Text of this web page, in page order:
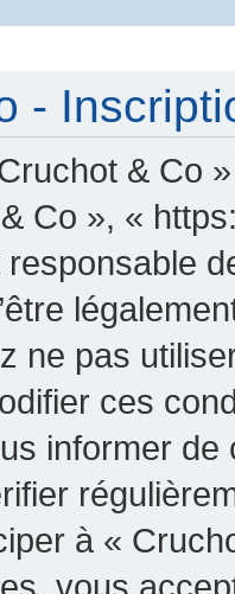
-
& Co
Co », «
responsable
ne pas
ces
informer
à «